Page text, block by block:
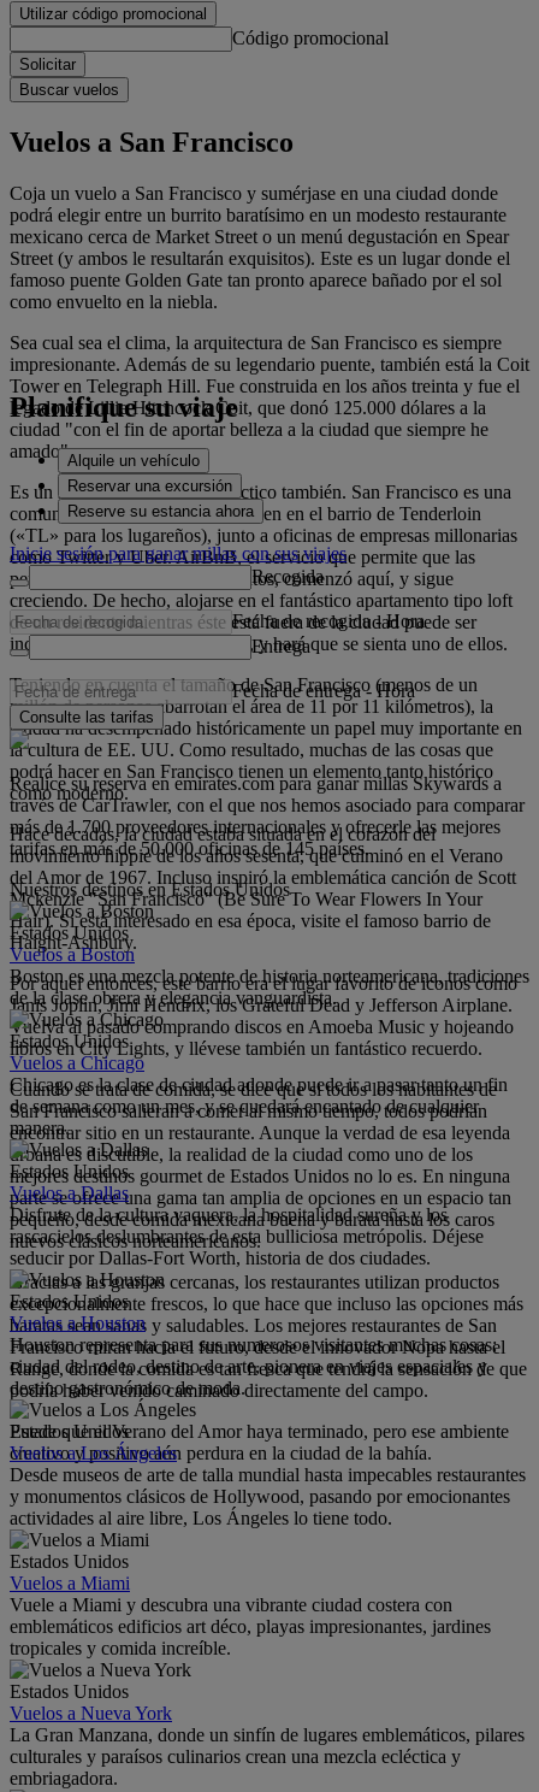
Utilizar código promocional
Código promocional
Solicitar
Buscar vuelos
Vuelos a San Francisco
Coja un vuelo a San Francisco y sumérjase en una ciudad donde
podrá elegir entre un burrito baratísimo en un modesto restaurante
mexicano cerca de Market Street o un menú degustación en Spear
Street (y ambos le resultarán exquisitos). Este es un lugar donde el
famoso puente Golden Gate tan pronto aparece bañado por el sol
como envuelto en la niebla.
Sea cual sea el clima, la arquitectura de San Francisco es siempre
impresionante. Además de su legendario puente, también está la Coit
Tower en Telegraph Hill. Fue construida en los años treinta y fue el
legado de Lillie Hitchcock Coit, que donó 125.000 dólares a la
ciudad "con el fin de aportar belleza a la ciudad que siempre he
amado".
Es un hermoso lugar, sí, y ecléctico también. San Francisco es una
comunidad donde los hípsters viven en el barrio de Tenderloin
(«TL» para los lugareños), junto a oficinas de empresas millonarias
como Twitter y Uber. AirBnB, el servicio que permite que las
personas alquilen sus apartamentos, comenzó aquí, y sigue
creciendo. De hecho, alojarse en el fantástico apartamento tipo loft
de un residente mientras éste está fuera de la ciudad puede ser
incluso más barato que un hotel, y hará que se sienta uno de ellos.
Teniendo en cuenta el tamaño de San Francisco (menos de un
millón de personas abarrotan el área de 11 por 11 kilómetros), la
ciudad ha desempeñado históricamente un papel muy importante en
la cultura de EE. UU. Como resultado, muchas de las cosas que
podrá hacer en San Francisco tienen un elemento tanto histórico
como moderno.
Hace décadas, la ciudad estaba situada en el corazón del
movimiento hippie de los años sesenta, que culminó en el Verano
del Amor de 1967. Incluso inspiró la emblemática canción de Scott
Mckenzie "San Francisco" (Be Sure To Wear Flowers In Your
Hair). Si está interesado en esa época, visite el famoso barrio de
Haight-Ashbury.
Por aquel entonces, este barrio era el lugar favorito de iconos como
Janis Joplin, Jimi Hendrix, los Grateful Dead y Jefferson Airplane.
Vuelva al pasado comprando discos en Amoeba Music y hojeando
libros en City Lights, y llévese también un fantástico recuerdo.
Cuando se trata de comida, se dice que si todos los habitantes de
San Francisco salieran a comer al mismo tiempo, todos podrían
encontrar sitio en un restaurante. Aunque la verdad de esa leyenda
urbana es discutible, la realidad de la ciudad como uno de los
mejores destinos gourmet de Estados Unidos no lo es. En ninguna
parte se ofrece una gama tan amplia de opciones en un espacio tan
pequeño, desde comida mexicana buena y barata hasta los caros
nuevos clásicos norteamericanos.
Gracias a las granjas cercanas, los restaurantes utilizan productos
excepcionalmente frescos, lo que hace que incluso las opciones más
baratas sean sanas y saludables. Los mejores restaurantes de San
Francisco miran hacia el futuro, desde el innovador Nopa hasta el
Range, donde la comida es tan fresca que tendrá la sensación de que
podría haber venido caminado directamente del campo.
Puede que el Verano del Amor haya terminado, pero ese ambiente
creativo y positivo aún perdura en la ciudad de la bahía.
Planifique su viaje
Alquile un vehículo
Reservar una excursión
Reserve su estancia ahora
Inicie sesión para ganar millas con sus viajes
Recogida
Fecha de recogida - Hora
Entrega
Fecha de entrega - Hora
Consulte las tarifas
Realice su reserva en emirates.com para ganar millas Skywards a
través de CarTrawler, con el que nos hemos asociado para comparar
más de 1.700 proveedores internacionales y ofrecerle las mejores
tarifas en más de 50.000 oficinas de 145 países.
Nuestros destinos en Estados Unidos
Estados Unidos
Vuelos a Boston
Boston es una mezcla potente de historia norteamericana, tradiciones
de la clase obrera y elegancia vanguardista.
Estados Unidos
Vuelos a Chicago
Chicago es la clase de ciudad adonde puede ir a pasar tanto un fin
de semana como un mes, y se quedará encantado de cualquier
manera.
Estados Unidos
Vuelos a Dallas
Disfrute de la cultura vaquera, la hospitalidad sureña y los
rascacielos deslumbrantes de esta bulliciosa metrópolis. Déjese
seducir por Dallas-Fort Worth, historia de dos ciudades.
Estados Unidos
Vuelos a Houston
Houston representa para sus numerosos visitantes muchas cosas:
ciudad del rodeo, destino de arte, pionera en viajes espaciales y
destino gastronómico de moda.
Estados Unidos
Vuelos a Los Ángeles
Desde museos de arte de talla mundial hasta impecables restaurantes
y monumentos clásicos de Hollywood, pasando por emocionantes
actividades al aire libre, Los Ángeles lo tiene todo.
Estados Unidos
Vuelos a Miami
Vuele a Miami y descubra una vibrante ciudad costera con
emblemáticos edificios art déco, playas impresionantes, jardines
tropicales y comida increíble.
Estados Unidos
Vuelos a Nueva York
La Gran Manzana, donde un sinfín de lugares emblemáticos, pilares
culturales y paraísos culinarios crean una mezcla ecléctica y
embriagadora.